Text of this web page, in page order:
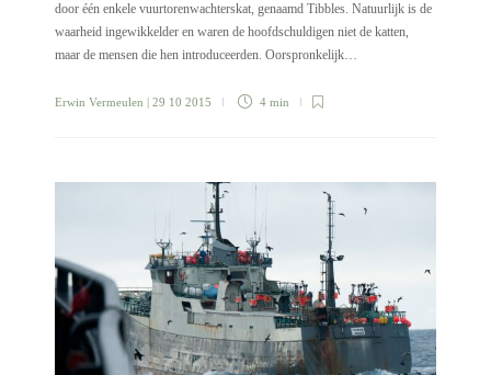
door één enkele vuurtorenwachterskat, genaamd Tibbles. Natuurlijk is de
waarheid ingewikkelder en waren de hoofdschuldigen niet de katten,
maar de mensen die hen introduceerden. Oorspronkelijk…
Erwin Vermeulen | 29 10 2015 4 min